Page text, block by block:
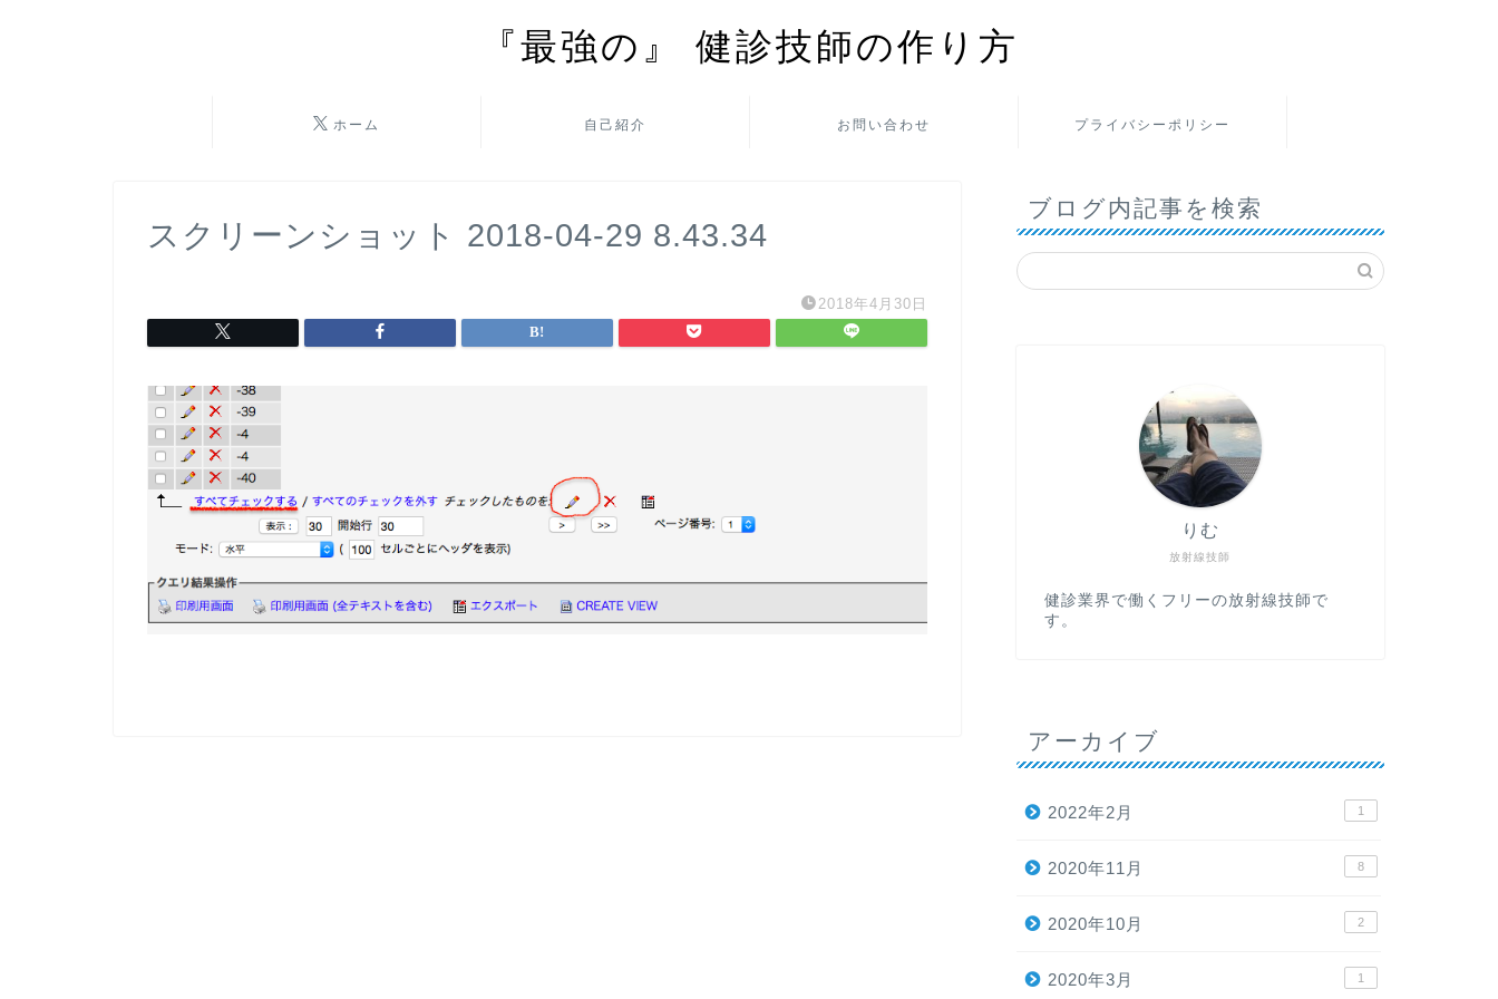
『最強の』 健診技師の作り方
ホーム 自己紹介 お問い合わせ プライバシーポリシー
スクリーンショット 2018-04-29 8.43.34
2018年4月30日
ブログ内記事を検索
放射線技師
りむ
健診業界で働くフリーの放射線技師で
す。
アーカイブ
2022年2月 1
2020年11月 8
2020年10月 2
2020年3月 1